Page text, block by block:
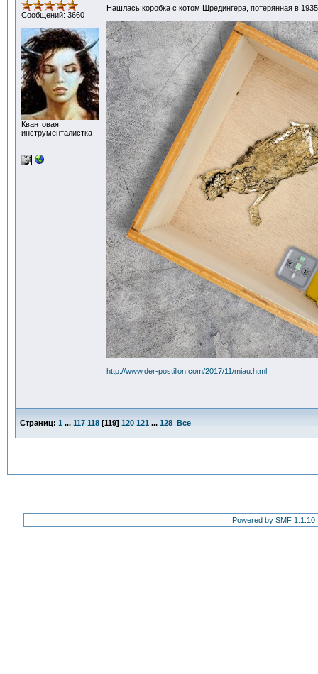
Сообщений: 3660
Квантовая
инструменталистка
Нашлась коробка с котом Шредингера, потерянная в
http://www.der-postillon.com/2017/11/miau.html
Страниц: 1 ... 117 118 [119] 120 121 ... 128 Все
Powered by SMF 1.1.10